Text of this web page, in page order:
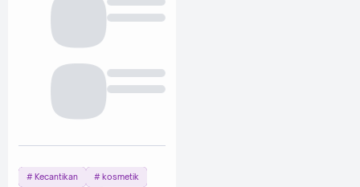
Kecantikan kosmetik